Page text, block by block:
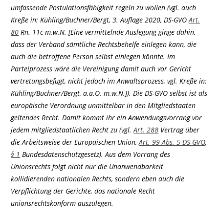
umfassende Postulationsfähigkeit regeln zu wollen (vgl. auch
Kreße in: Kühling/Buchner/Bergt, 3. Auflage 2020, DS-GVOArt.
80 Rn. 11c m.w.N. [Eine vermittelnde Auslegung ginge dahin,
dass der Verband sämtliche Rechtsbehelfe einlegen kann, die
auch die betroffene Person selbst einlegen könnte. Im
Parteiprozess wäre die Vereinigung damit auch vor Gericht
vertretungsbefugt, nicht jedoch im Anwaltsprozess, vgl. Kreße in:
Kühling/Buchner/Bergt, a.a.O. m.w.N.]). Die DS-GVO selbst ist als
europäische Verordnung unmittelbar in den Mitgliedstaaten
geltendes Recht. Damit kommt ihr ein Anwendungsvorrang vor
jedem mitgliedstaatlichen Recht zu (vgl.Art. 288 Vertrag über
die Arbeitsweise der Europäischen Union,Art. 99 Abs. 5 DS-GVO,
§ 1 Bundesdatenschutzgesetz). Aus dem Vorrang des
Unionsrechts folgt nicht nur die Unanwendbarkeit
kollidierenden nationalen Rechts, sondern eben auch die
Verpflichtung der Gerichte, das nationale Recht
unionsrechtskonform auszulegen.